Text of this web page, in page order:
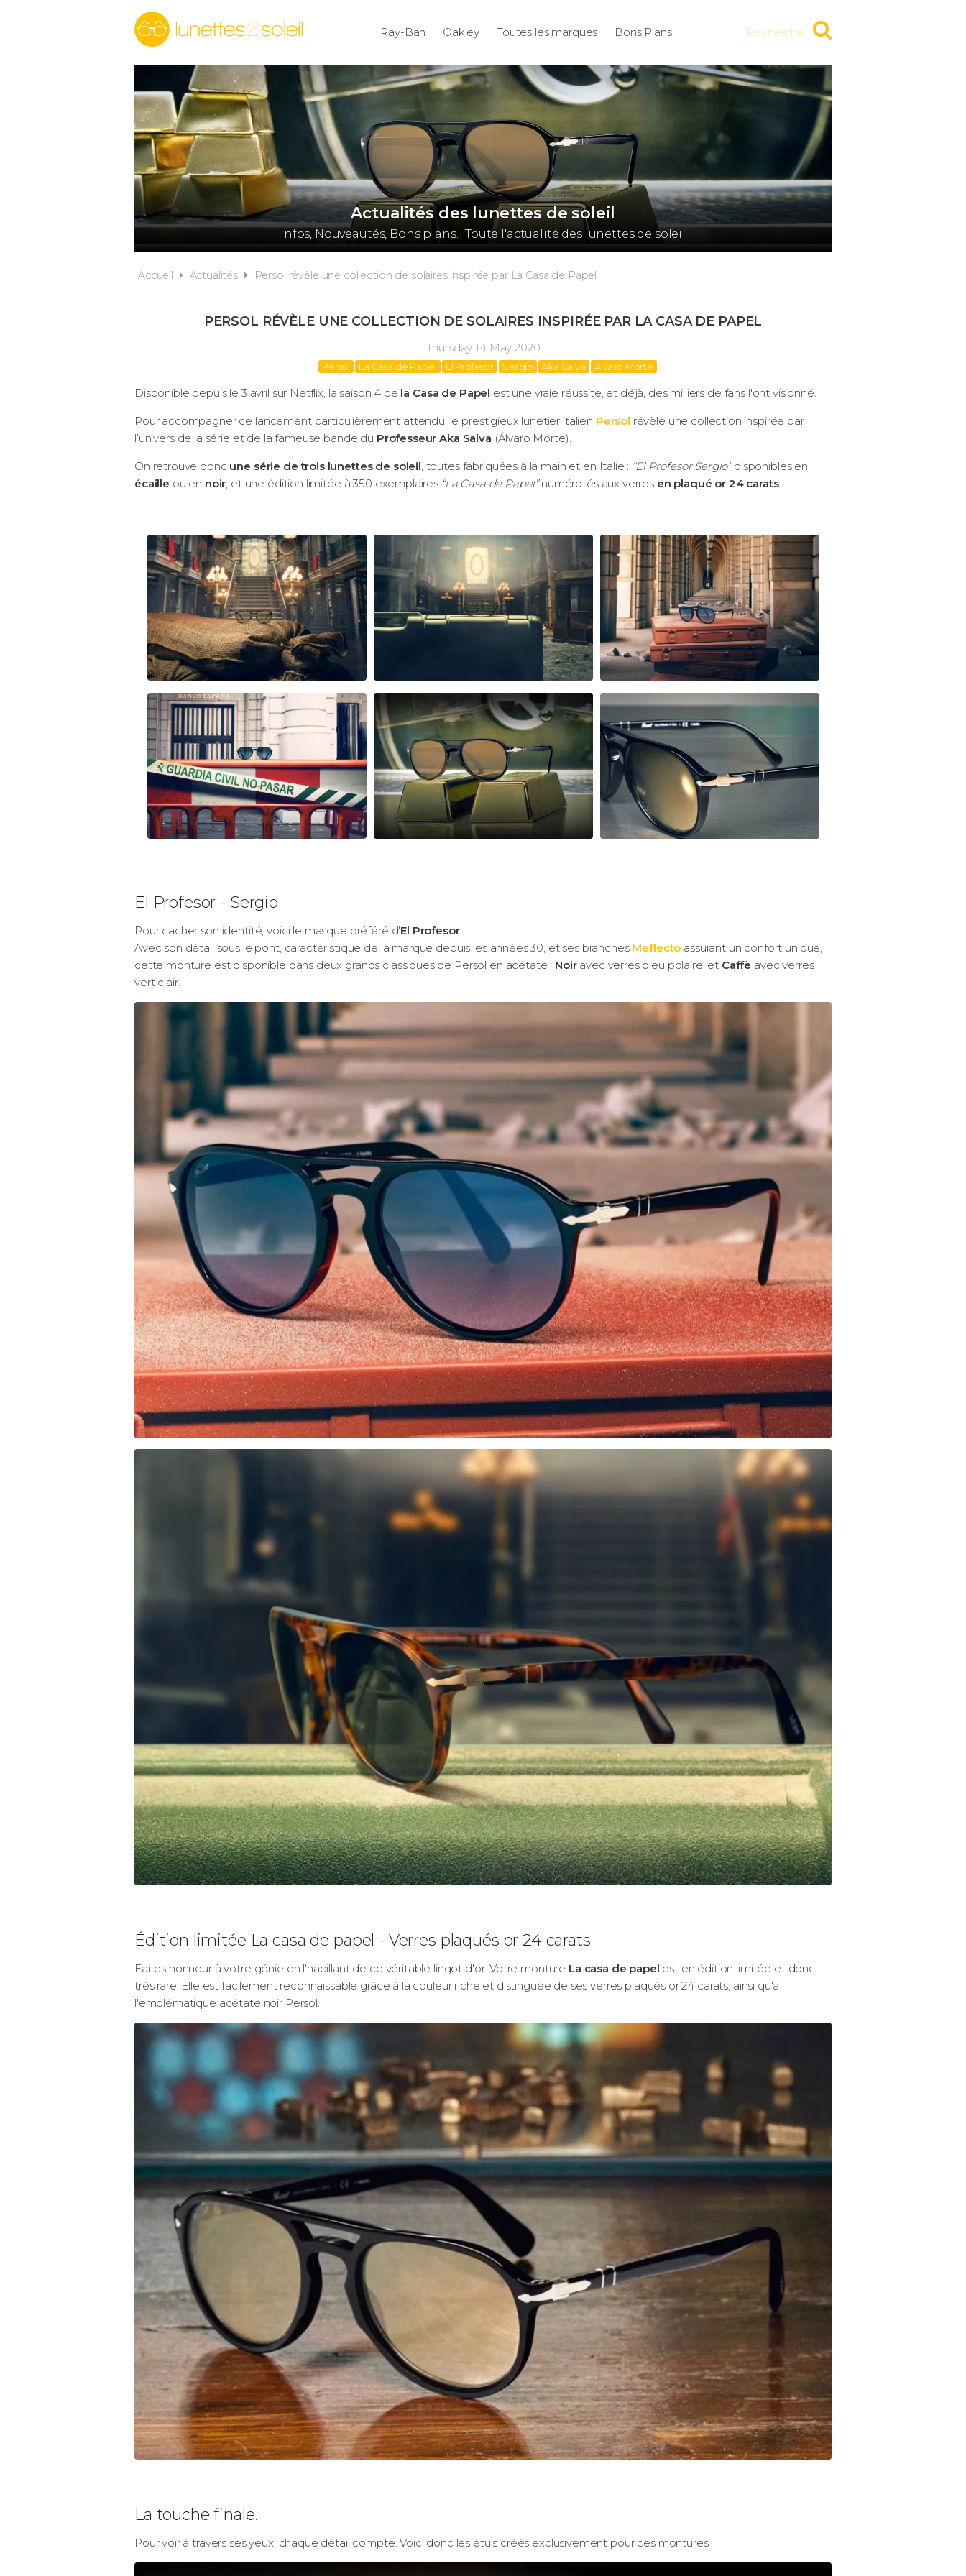
Ray-Ban Oakley Toutes les marques Bons Plans Recherche
Actualités des lunettes de soleil
Infos, Nouveautés, Bons plans... Toute l'actualité des lunettes de soleil
Accueil Actualités Persol révèle une collection de solaires inspirée par La Casa de Papel
PERSOL RÉVÈLE UNE COLLECTION DE SOLAIRES INSPIRÉE PAR LA CASA DE PAPEL
Thursday 14 May 2020
Persol La Casa de Papel El Profesor Sergio Aka Salva Ál­varo Morte
Disponible depuis le 3 avril sur Netflix, la saison 4 de la Casa de Papel est une vraie réussite, et déjà, des milliers de fans l'ont visionné.
Pour accompagner ce lancement particulièrement attendu, le prestigieux lunetier italien Persol révèle une collection inspirée par
l’univers de la série et de la fameuse bande du Professeur Aka Salva (Ál­varo Morte).
On retrouve donc une série de trois lunettes de soleil, toutes fabriquées à la main et en Italie : “El Profesor Sergio”disponibles en
écaille ou en noir, et une édition limitée à 350 exemplaires “La Casa de Papel”numérotés aux verres en plaqué or 24 carats.
El Profesor - Sergio
Pour cacher son identité, voici le masque préféré d'El Profesor.
Avec son détail sous le pont, caractéristique de la marque depuis les années 30, et ses branches Meflecto assurant un confort unique,
cette monture est disponible dans deux grands classiques de Persol en acétate : Noiravec verres bleu polaire, et Caffè avec verres
vert clair.
Édition limitée La casa de papel - Verres plaqués or 24 carats
Faites honneur à votre génie en l'habillant de ce véritable lingot d'or. Votre monture La casa de papel est en édition limitée et donc
très rare. Elle est facilement reconnaissable grâce à la couleur riche et distinguée de ses verres plaqués or 24 carats, ainsi qu'à
l'emblématique acétate noir Persol.
La touche finale.
Pour voir à travers ses yeux, chaque détail compte. Voici donc les étuis créés exclusivement pour ces montures.